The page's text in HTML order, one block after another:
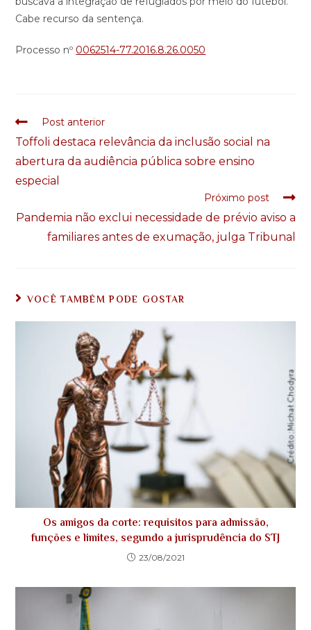
Cabe recurso da sentença.
Processo nº 0062514-77.2016.8.26.0050
Post anterior
Toffoli destaca relevância da inclusão social na
abertura da audiência pública sobre ensino
especial
Próximo post
Pandemia não exclui necessidade de prévio aviso a
familiares antes de exumação, julga Tribunal
VOCÊ TAMBÉM PODE GOSTAR
Os amigos da corte: requisitos para admissão,
funções e limites, segundo a jurisprudência do STJ
23/08/2021